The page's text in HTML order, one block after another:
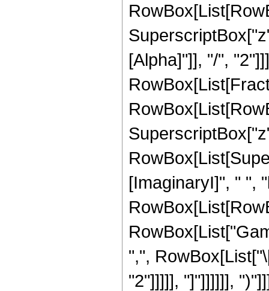
[Alpha]"]], "/",
[ImaginaryI]", " ",
",",
"2"]]]]], "]"]]]]]],